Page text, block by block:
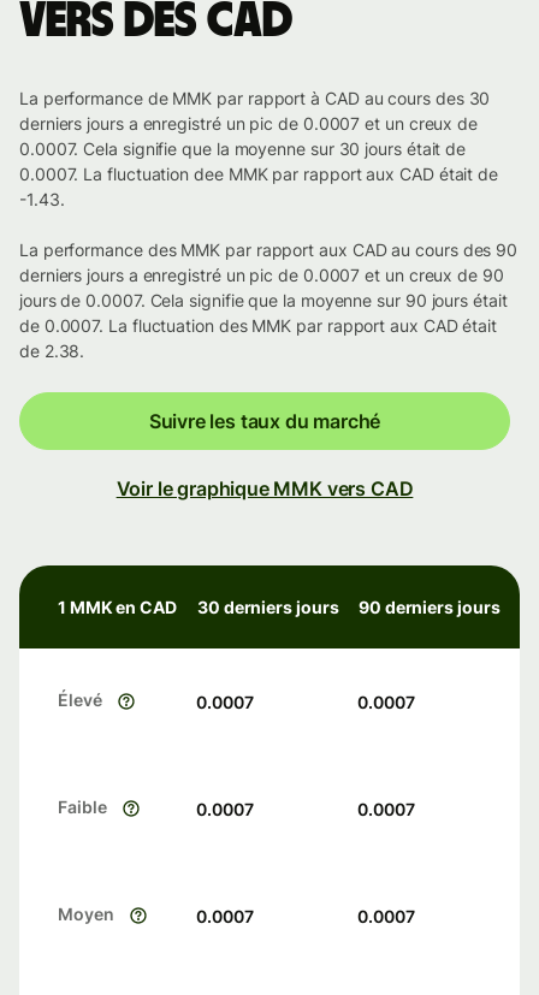
vers des CAD
La performance de MMK par rapport à CAD au cours des 30
derniers jours a enregistré un pic de 0.0007 et un creux de
0.0007. Cela signifie que la moyenne sur 30 jours était de
0.0007. La fluctuation dee MMK par rapport aux CAD était de
-1.43.
La performance des MMK par rapport aux CAD au cours des 90
derniers jours a enregistré un pic de 0.0007 et un creux de 90
jours de 0.0007. Cela signifie que la moyenne sur 90 jours était
de 0.0007. La fluctuation des MMK par rapport aux CAD était
de 2.38.
Suivre les taux du marché
Voir le graphique MMK vers CAD
1 MMK en CAD 30 derniers jours 90 derniers jours
Élevé 0.0007 0.0007
Faible 0.0007 0.0007
Moyen 0.0007 0.0007